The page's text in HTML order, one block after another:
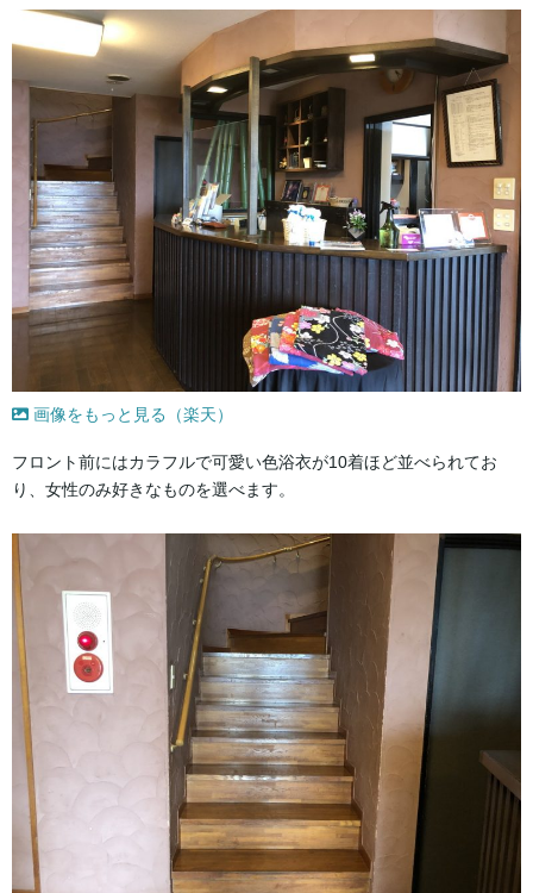
画像をもっと見る（楽天）
フロント前にはカラフルで可愛い色浴衣が10着ほど並べられてお
り、女性のみ好きなものを選べます。